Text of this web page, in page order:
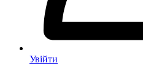
Увійти